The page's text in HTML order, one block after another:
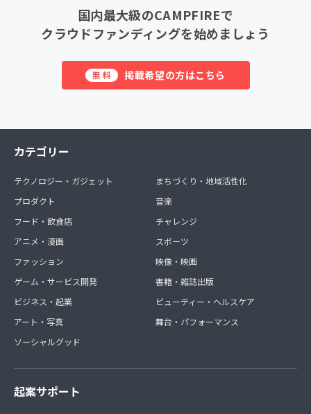
国内最大級のCAMPFIREで
クラウドファンディングを始めましょう
無料 掲載希望の方はこちら
カテゴリー
テクノロジー・ガジェット
プロダクト
フード・飲食店
アニメ・漫画
ファッション
ゲーム・サービス開発
ビジネス・起業
アート・写真
ソーシャルグッド
まちづくり・地域活性化
音楽
チャレンジ
スポーツ
映像・映画
書籍・雑誌出版
ビューティー・ヘルスケア
舞台・パフォーマンス
起案サポート